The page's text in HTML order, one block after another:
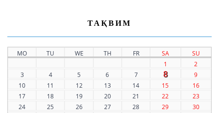
ТАҚВИМ
MO TU WE TH FR SA
SU
1
2
3
4 5 6 7 8
9
10
11 12 13 14 15
16
17
18 19 20 21 22
23
24
25 26 27 28 29
30